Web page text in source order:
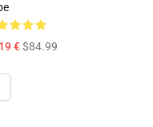
€$84.99